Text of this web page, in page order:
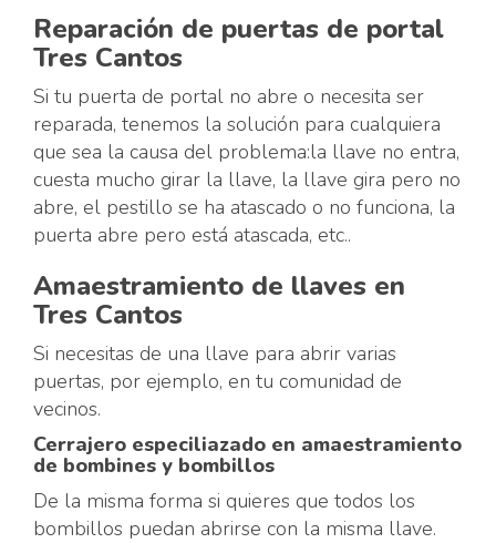
Reparación de puertas de portal
Tres Cantos
Si tu puerta de portal no abre o necesita ser
reparada, tenemos la solución para cualquiera
que sea la causa del problema:la llave no entra,
cuesta mucho girar la llave, la llave gira pero no
abre, el pestillo se ha atascado o no funciona, la
puerta abre pero está atascada, etc..
Amaestramiento de llaves en
Tres Cantos
Si necesitas de una llave para abrir varias
puertas, por ejemplo, en tu comunidad de
vecinos.
Cerrajero especiliazado en amaestramiento
de bombines y bombillos
De la misma forma si quieres que todos los
bombillos puedan abrirse con la misma llave.